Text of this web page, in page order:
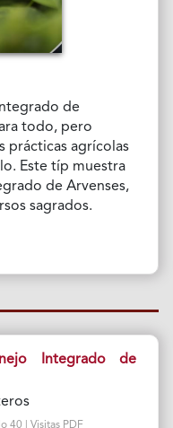
de
todo, pero
prácticas agrícolas
Este típ muestra
de Arvenses,
sagrados.
Integrado de
40 | Visitas PDF